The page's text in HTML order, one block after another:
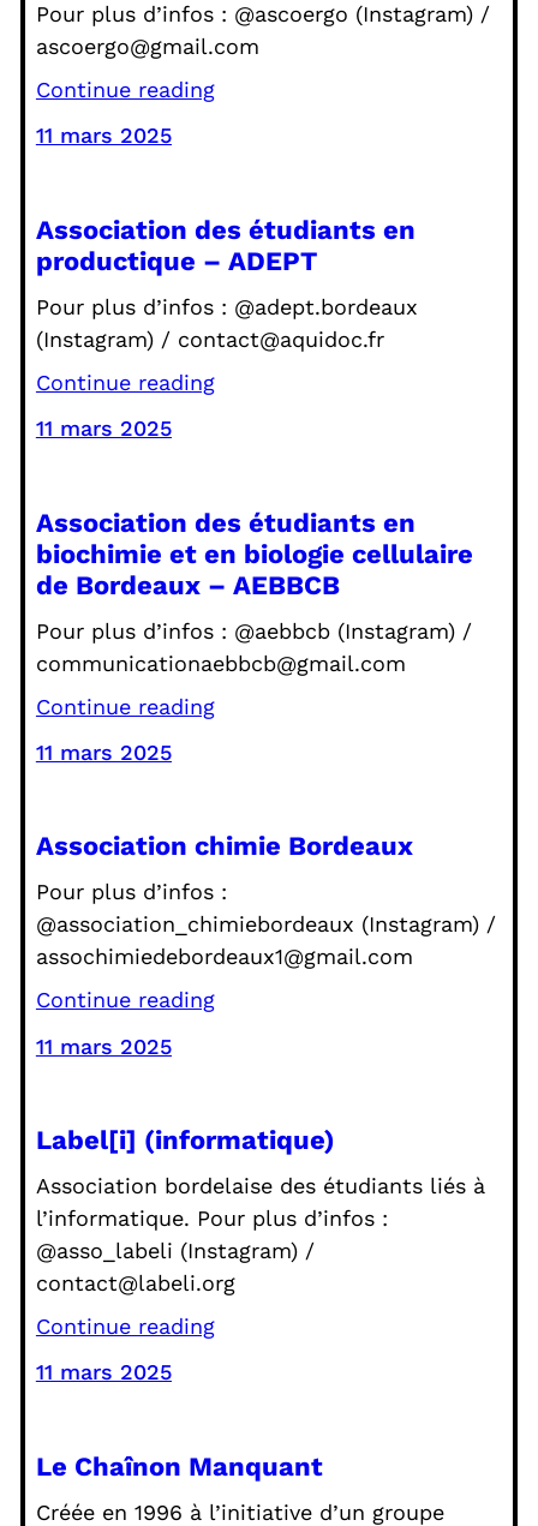
Pour plus d’infos : @ascoergo (Instagram) /
ascoergo@gmail.com
Continue reading
11 mars 2025
Association des étudiants en
productique – ADEPT
Pour plus d’infos : @adept.bordeaux
(Instagram) / contact@aquidoc.fr
Continue reading
11 mars 2025
Association des étudiants en
biochimie et en biologie cellulaire
de Bordeaux – AEBBCB
Pour plus d’infos : @aebbcb (Instagram) /
communicationaebbcb@gmail.com
Continue reading
11 mars 2025
Association chimie Bordeaux
Pour plus d’infos :
@association_chimiebordeaux (Instagram) /
assochimiedebordeaux1@gmail.com
Continue reading
11 mars 2025
Label[i] (informatique)
Association bordelaise des étudiants liés à
l’informatique. Pour plus d’infos :
@asso_labeli (Instagram) /
contact@labeli.org
Continue reading
11 mars 2025
Le Chaînon Manquant
Créée en 1996 à l’initiative d’un groupe